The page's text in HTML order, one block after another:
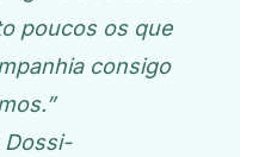
poucos os que
consigo
Dossi-